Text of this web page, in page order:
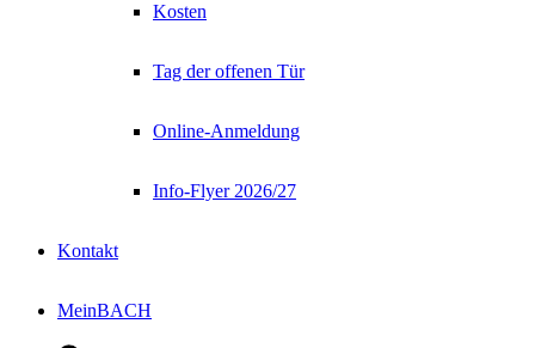
Kosten
Tag der offenen Tür
Online-Anmeldung
Info-Flyer 2026/27
Kontakt
MeinBACH